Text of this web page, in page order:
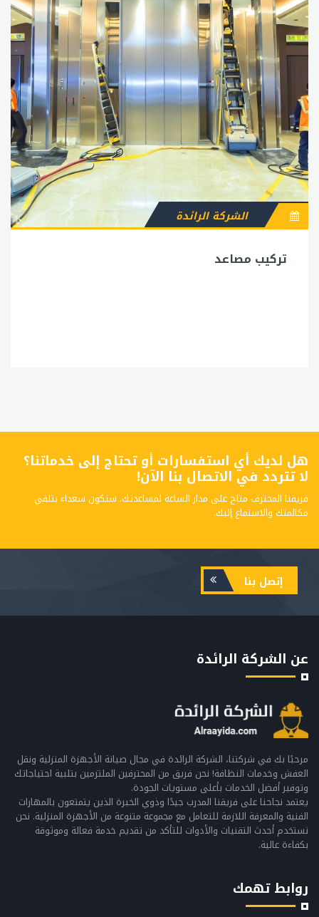
تركيب مصاعد
الشركة الرائدة
هل لديك أي استفسارات أو تحتاج إلى خدماتنا؟
لا تتردد في الاتصال بنا الآن!
فريقنا المحترف متاح على مدار الساعة لمساعدتك. سنكون سعداء بتلقي
مكالمتك والاستماع إليك.
إتصل بنا
عن الشركة الرائدة
مرحبًا بك في شركتنا، الشركة الرائدة في مجال صيانة الأجهزة المنزلية ونقل
العفش وخدمات النظافة! نحن فريق من المحترفين الملتزمين بتلبية احتياجاتك
وتوفير أفضل الخدمات بأعلى مستويات الجودة.
يعتمد نجاحنا على فريقنا المدرب جيدًا وذوي الخبرة الذين يتمتعون بالمهارات
الفنية والمعرفة اللازمة للتعامل مع مجموعة متنوعة من الأجهزة المنزلية. نحن
نستخدم أحدث التقنيات والأدوات للتأكد من تقديم خدمة فعالة وموثوقة
بكفاءة عالية.
روابط تهمك